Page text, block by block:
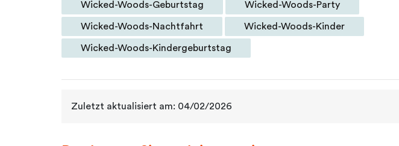
Wicked-Woods-Geburtstag Wicked-Woods-Party
Wicked-Woods-Nachtfahrt Wicked-Woods-Kinder
Wicked-Woods-Kindergeburtstag
Zuletzt aktualisiert am: 04/02/2026